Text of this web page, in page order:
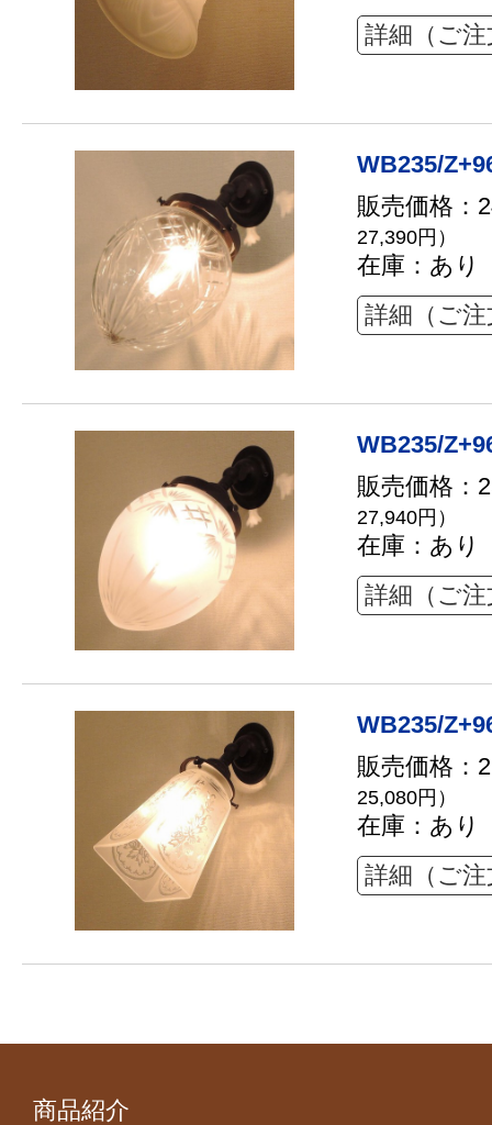
詳細（ご
WB235/
販売価格：
27,390円）
在庫：あり
詳細（ご
WB235/
販売価格：
27,940円）
在庫：あり
詳細（ご
WB235/
販売価格：
25,080円）
在庫：あり
詳細（ご
商品紹介